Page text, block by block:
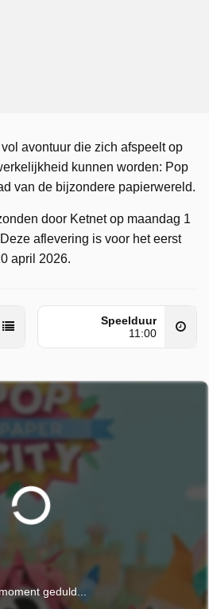
avontuur die zich afspeelt op
kunnen worden: Pop
van de bijzondere papierwereld.
door Ketnet op maandag 1
aflevering is voor het eerst
april 2026.
Speelduur
11:00
geduld...